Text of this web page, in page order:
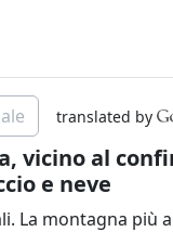
translated by
vicino al
e neve
La montagna più